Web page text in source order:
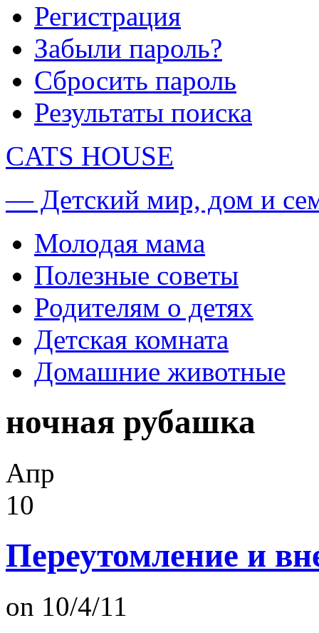
Регистрация
Забыли пароль?
Сбросить пароль
Результаты поиска
CATS HOUSE
— Детский мир, дом и
Молодая мама
Полезные советы
Родителям о детях
Детская комната
Домашние животные
ночная рубашка
Апр
10
Переутомление и
on 10/4/11